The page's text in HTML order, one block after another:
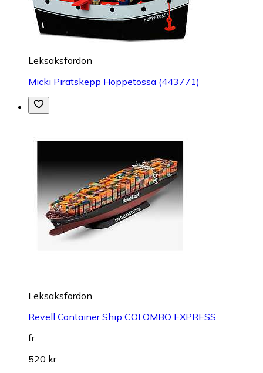
Leksaksfordon
Micki Piratskepp Hoppetossa (443771)
Leksaksfordon
Revell Container Ship COLOMBO EXPRESS
fr.
520 kr